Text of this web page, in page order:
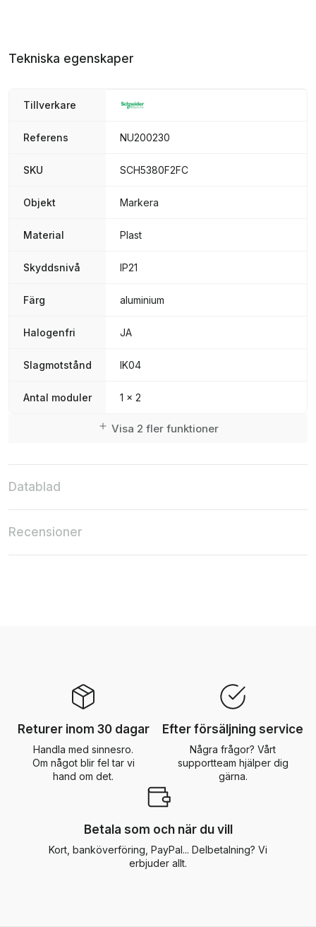
Tekniska egenskaper
Tillverkare
Referens NU200230
SKU SCH5380F2FC
Objekt Markera
Material Plast
Skyddsnivå IP21
Färg aluminium
Halogenfri JA
Slagmotstånd IK04
Antal moduler 1 x 2
Visa 2 fler funktioner
Datablad
Recensioner
Returer inom 30 dagar
Handla med sinnesro.
Om något blir fel tar vi
hand om det.
Efter försäljning service
Några frågor? Vårt
supportteam hjälper dig
gärna.
Betala som och när du vill
Kort, banköverföring, PayPal... Delbetalning? Vi
erbjuder allt.